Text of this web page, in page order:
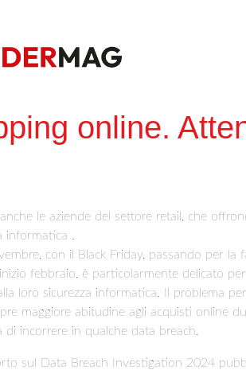
online.
le aziende del settore retail, che
informatica .
con il Black Friday, passando per la
febbraio, è particolarmente delicato
loro sicurezza informatica. Il problema
maggiore abitudine agli acquisti online
incorrere in qualche data breach.
sul Data Breach Investigation 2024